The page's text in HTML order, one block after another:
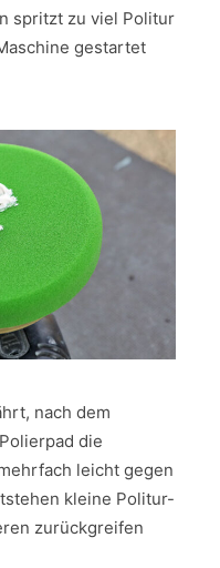
spritzt zu viel Politur
gestartet
nach dem
die
leicht gegen
kleine Politur-
zurückgreifen